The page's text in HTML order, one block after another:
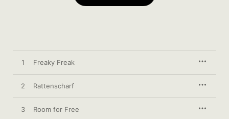
1 Freaky Freak
2 Rattenscharf
3 Room for Free